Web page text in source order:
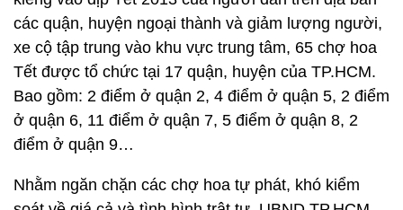
các quận, huyện ngoại thành và giảm lượng người,
xe cộ tập trung vào khu vực trung tâm, 65 chợ hoa
Tết được tổ chức tại 17 quận, huyện của TP.HCM.
Bao gồm: 2 điểm ở quận 2, 4 điểm ở quận 5, 2 điểm
ở quận 6, 11 điểm ở quận 7, 5 điểm ở quận 8, 2
điểm ở quận 9…
Nhằm ngăn chặn các chợ hoa tự phát, khó kiểm